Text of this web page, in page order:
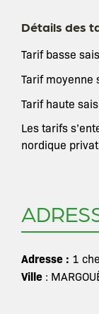
Détails des
Tarif basse
Tarif
Tarif haute
Les tarifs
nordique
Adresse : 1
Ville :